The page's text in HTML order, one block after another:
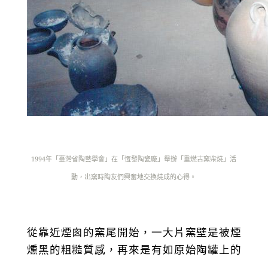
1994年「臺灣省陶藝學會」在「恆發陶瓷廠」舉辦「重燃古窯柴燒」活
動，出窯時陶友們興奮地交換燒成的心得。
從靠近煙囪的窯尾開始，一大片窯壁是被煙
燻黑的粗糙質感，再來是有如原始陶罐上的